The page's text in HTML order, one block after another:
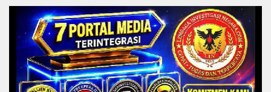
Video
Player